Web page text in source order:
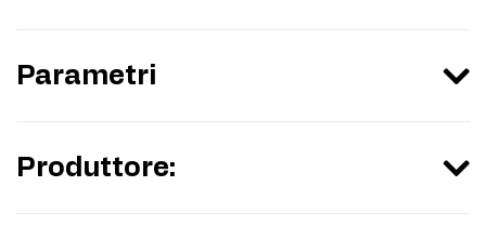
Parametri
Produttore: